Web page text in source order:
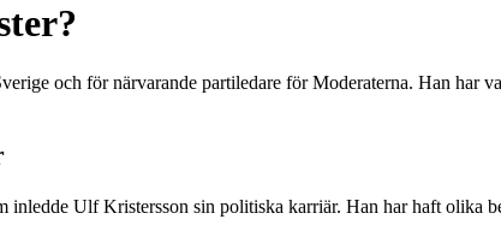
och för närvarande partiledare för Moderaterna. Han har
Ulf Kristersson sin politiska karriär. Han har haft olika